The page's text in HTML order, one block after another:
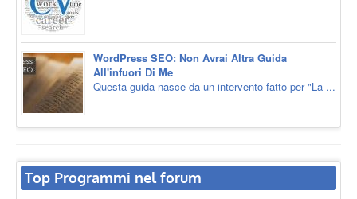
WordPress SEO: Non Avrai Altra Guida
All'infuori Di Me
Questa guida nasce da un intervento fatto per "La ...
Top Programmi nel forum